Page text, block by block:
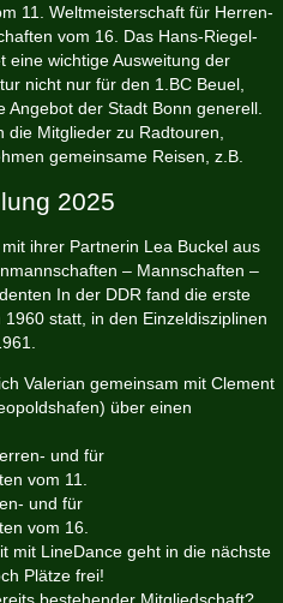
11. Weltmeisterschaft für Herren-
vom 16. Das Hans-Riegel-
eine wichtige Ausweitung der
nicht nur für den 1.BC Beuel,
der Stadt Bonn generell.
Mitglieder zu Radtouren,
gemeinsame Reisen, z.B.
2025
ihrer Partnerin Lea Buckel aus
– Mannschaften –
In der DDR fand die erste
statt, in den Einzeldisziplinen
Valerian gemeinsam mit Clement
über einen
und für
vom 11.
und für
vom 16.
mit LineDance geht in die nächste
Plätze frei!